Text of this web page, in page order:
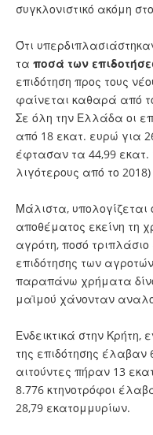
συγκλονιστικό ακόμη
Ότι
τα ποσά των
επιδότηση προς τους
φαίνεται καθαρά από
Σε όλη την Ελλάδα οι
από 18 εκατ. ευρώ για
έφτασαν τα 44,99 εκατ.
λιγότερους από το 2018)
Μάλιστα, υπολογίζεται
αποθέματος εκείνη τη
αγρότη, ποσό
επιδότησης των
παραπάνω χρήματα
μαϊμού χάνονταν
Ενδεικτικά στην Κρήτη,
της επιδότησης έλαβαν
αιτούντες πήραν 13
8.776 κτηνοτρόφοι
28,79 εκατομμυρίων.